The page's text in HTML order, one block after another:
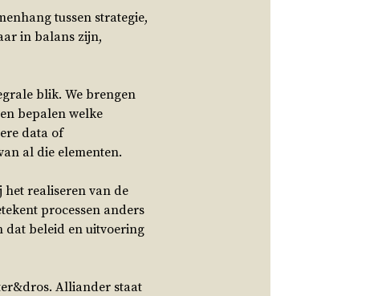
tussen strategie,
in balans zijn,
blik. We brengen
bepalen welke
data of
al die elementen.
het realiseren van de
processen anders
dat beleid en uitvoering
Alliander staat